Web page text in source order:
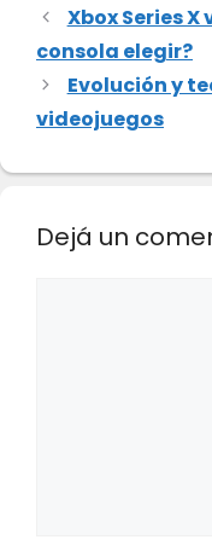
Xbox Series
consola elegir?
Evolución y
videojuegos
Dejá un